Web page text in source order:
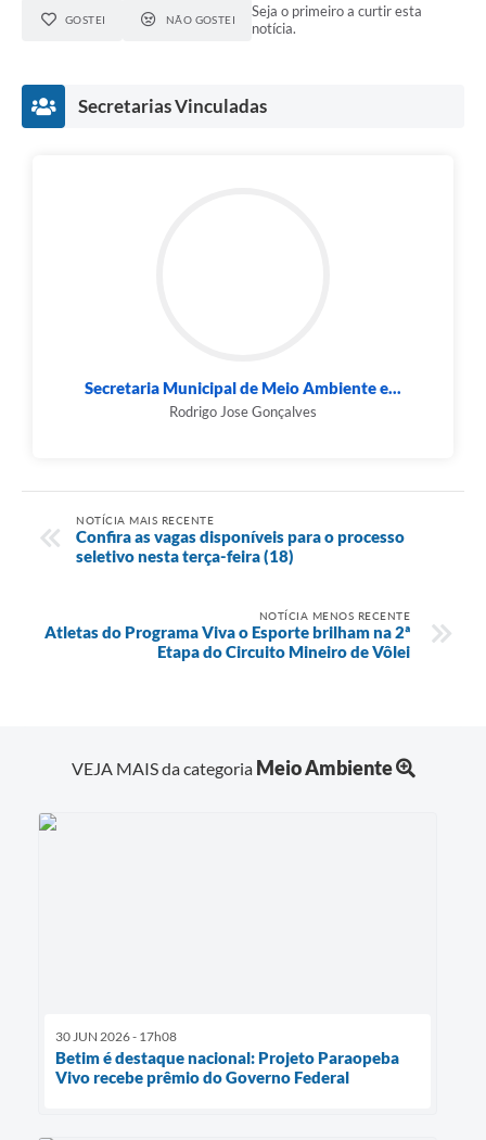
GOSTEI NÃO GOSTEI
Seja o primeiro a curtir esta
notícia.
Secretarias Vinculadas
Secretaria Municipal de Meio Ambiente e...
Rodrigo Jose Gonçalves
NOTÍCIA MAIS RECENTE
Confira as vagas disponíveis para o processo
seletivo nesta terça-feira (18)
NOTÍCIA MENOS RECENTE
Atletas do Programa Viva o Esporte brilham na 2ª
Etapa do Circuito Mineiro de Vôlei
VEJA MAIS da categoria Meio Ambiente
30 JUN 2026 - 17h08
Betim é destaque nacional: Projeto Paraopeba
Vivo recebe prêmio do Governo Federal